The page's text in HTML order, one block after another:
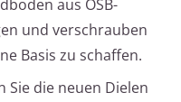
aus OSB-
und verschrauben
Basis zu schaffen.
Sie die neuen Dielen